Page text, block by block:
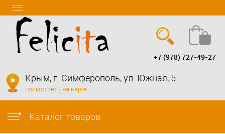
info@felicita-crimea.ru
+7 (978) 727-49-27
Крым, г. Симферополь, ул. Южная, 5
посмотреть на карте
Каталог товаров